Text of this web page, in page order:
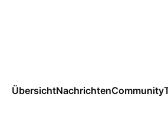
ÜbersichtNachrichtenCommunity